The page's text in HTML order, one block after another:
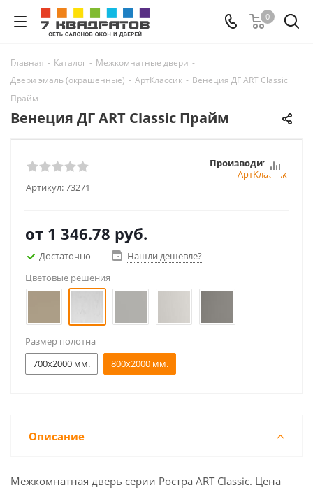
0
Главная - Каталог - Межкомнатные двери -
Двери эмаль (окрашенные) - АртКлассик - Венеция ДГ ART Classic
Прайм
Венеция ДГ ART Classic Прайм
Артикул:73271
Производитель:
АртКлассик
от 1 346.78 руб.
Достаточно
Нашли дешевле?
Цветовые решения
Размер полотна
700x2000 мм.
800x2000 мм.
Описание
Межкомнатная дверь серии Ростра ART Classic. Цена